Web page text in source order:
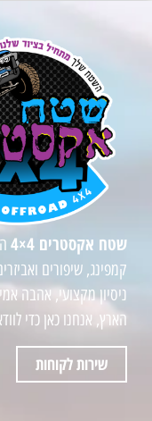
שטח אקסטרים 4×4
קמפינג, שיפורים
ניסיון מקצועי, אהבה
הארץ, אנחנו כאן כדי
שירות לקוחות